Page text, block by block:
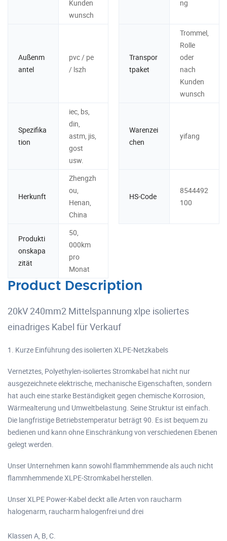
Kunden
wunsch
ng
Außenm
antel
pvc / pe
/ lszh
Transpor
tpaket
Trommel,
Rolle
oder
nach
Kunden
wunsch
Spezifika
tion
iec, bs,
din,
astm, jis,
gost
usw.
Warenzei
chen
yifang
Herkunft
Zhengzh
ou,
Henan,
China
HS-Code
8544492
100
Produkti
onskapa
zität
50,
000km
pro
Monat
Product Description
20kV 240mm2 Mittelspannung xlpe isoliertes
einadriges Kabel für Verkauf
1. Kurze Einführung des isolierten XLPE-Netzkabels
Vernetztes, Polyethylen-isoliertes Stromkabel hat nicht nur
ausgezeichnete elektrische, mechanische Eigenschaften, sondern
hat auch eine starke Beständigkeit gegen chemische Korrosion,
Wärmealterung und Umweltbelastung. Seine Struktur ist einfach.
Die langfristige Betriebstemperatur beträgt 90. Es ist bequem zu
bedienen und kann ohne Einschränkung von verschiedenen Ebenen
gelegt werden.
Unser Unternehmen kann sowohl flammhemmende als auch nicht
flammhemmende XLPE-Stromkabel herstellen.
Unser XLPE Power-Kabel deckt alle Arten von raucharm
halogenarm, raucharm halogenfrei und drei
Klassen A, B, C.